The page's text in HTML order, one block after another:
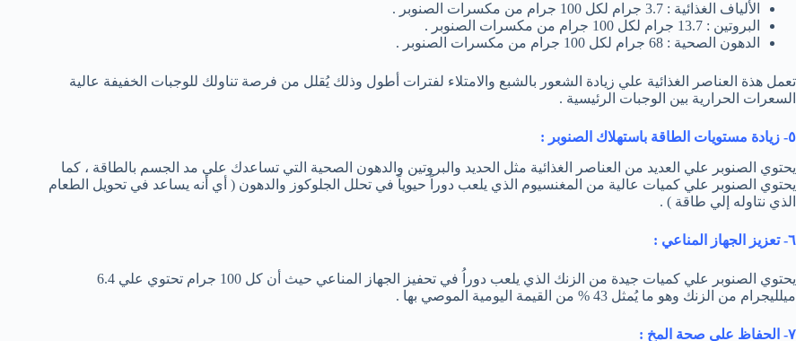
الألياف الغذائية : 3.7 جرام لكل 100 جرام من مكسرات الصنوبر .
البروتين : 13.7 جرام لكل 100 جرام من مكسرات الصنوبر .
الدهون الصحية : 68 جرام لكل 100 جرام من مكسرات الصنوبر .
تعمل هذة العناصر الغذائية علي زيادة الشعور بالشبع والامتلاء لفترات أطول وذلك يُقلل من فرصة تناولك للوجبات الخفيفة عالية
السعرات الحرارية بين الوجبات الرئيسية .
٥- زيادة مستويات الطاقة باستهلاك الصنوبر :
يحتوي الصنوبر علي العديد من العناصر الغذائية مثل الحديد والبروتين والدهون الصحية التي تساعدك علي مد الجسم بالطاقة ، كما
يحتوي الصنوبر علي كميات عالية من المغنسيوم الذي يلعب دوراً حيوياً في تحلل الجلوكوز والدهون ( أي أنه يساعد في تحويل الطعام
الذي نتاوله إلي طاقة ) .
٦- تعزيز الجهاز المناعي :
يحتوي الصنوبر علي كميات جيدة من الزنك الذي يلعب دوراُ في تحفيز الجهاز المناعي حيث أن كل 100 جرام تحتوي علي 6.4
ميلليجرام من الزنك وهو ما يُمثل 43 % من القيمة اليومية الموصي بها .
٧- الحفاظ علي صحة المخ :